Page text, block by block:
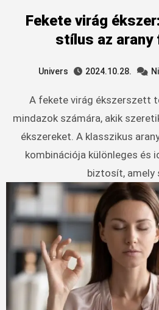
Fekete virág
stílus az arany
Univers 2024.10.28.
A fekete virág ékszerszett tökéletes választás
mindazok számára, akik
ékszereket. A klasszikus
kombinációja különleges és
biztosít, amely